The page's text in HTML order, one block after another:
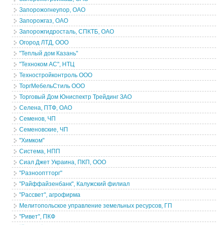
Запорожогнеупор, ОАО
Запорожгаз, ОАО
Запорожгидросталь, СПКТБ, ОАО
Огород ЛТД, ООО
"Теплый дом Казань"
"Техноком АС", НТЦ
Техностройконтроль ООО
ТоргМебельСтиль ООО
Торговый Дом Юниспектр Трейдинг ЗАО
Селена, ПТФ, ОАО
Семенов, ЧП
Семеновские, ЧП
"Химком"
Система, НПП
Сиал Джет Украина, ПКП, ООО
"Разнооптторг"
"Райффайзенбанк", Калужский филиал
"Рассвет", агрофирма
Мелитопольское управление земельных ресурсов, ГП
"Ривет", ПКФ